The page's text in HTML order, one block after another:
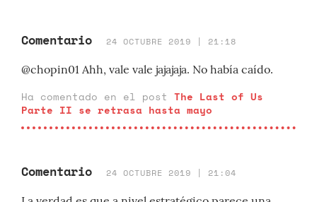
Comentario 24 OCTUBRE 2019 | 21:18
@chopin01 Ahh, vale vale jajajaja. No había caído.
Ha comentado en el post The Last of Us
Parte II se retrasa hasta mayo
Comentario 24 OCTUBRE 2019 | 21:04